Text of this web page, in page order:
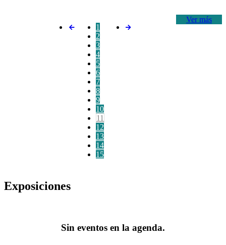
Ver más
1
2
3
4
5
6
7
8
9
10
11
12
13
14
15
Exposiciones
Sin eventos en la agenda.